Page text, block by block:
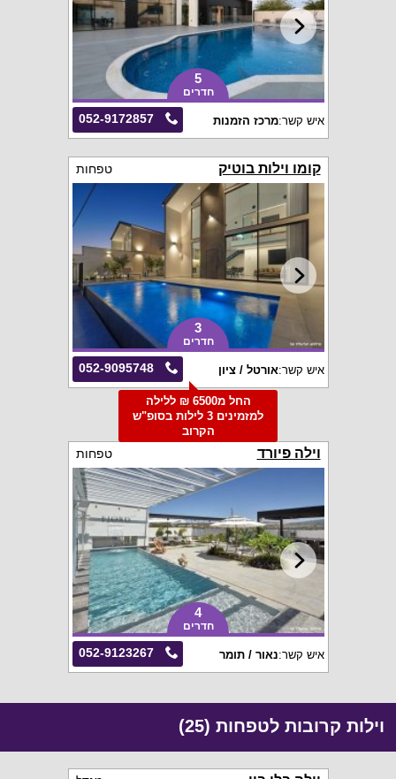
5
חדרים
052-9172857 איש קשר:מרכז הזמנות
קומו וילות בוטיק טפחות
3
חדרים
052-9095748 איש קשר:אורטל / ציון
החל מ6500 ₪ ללילה
למזמינים 3 לילות בסופ"ש
הקרוב
וילה פיורד טפחות
4
חדרים
052-9123267 איש קשר:נאור / תומר
וילות קרובות לטפחות (25)